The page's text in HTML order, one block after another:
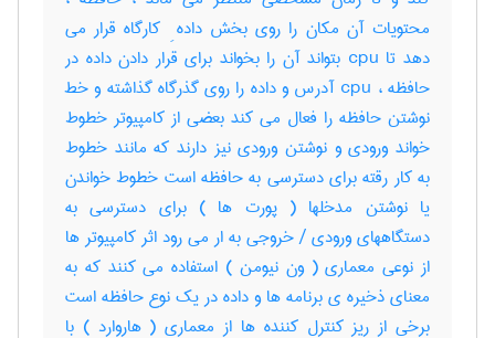
محتویات آن مکان را روی بخش داده ِ کارگاه قرار می
دهد تا cpu بتواند آن را بخواند برای قرار دادن داده در
حافظه ، cpu آدرس و داده را روی گذرگاه گذاشته و خط
نوشتن حافظه را فعال می کند بعضی از کامپیوتر خطوط
خواند ورودی و نوشتن ورودی نیز دارند که مانند خطوط
به کار رقته برای دسترسی به حافظه است خطوط خواندن
یا نوشتن مدخلها ( پورت ها ) برای دسترسی به
دستگاههای ورودی / خروجی به ار می رود اثر کامپیوتر ها
از نوعی معماری ( ون نیومن ) استفاده می کنند که به
معنای ذخیره ی برنامه ها و داده در یک نوع حافظه است
برخی از ریز کنترل کننده ها از معماری ( هاروارد ) با